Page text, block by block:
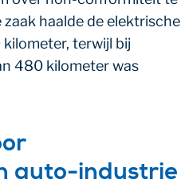
haalde de elektrische
terwijl bij
480 kilometer was
auto-industrie